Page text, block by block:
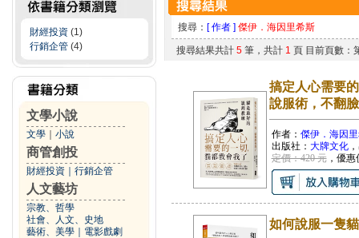
財經投資 (1)
行銷企管 (4)
文學小說
文學 小說
商管創投
財經投資 行銷企管
人文藝坊
宗教、哲學
社會、人文、史地
藝術、美學
電影戲劇
搜尋： [ 作者 ] 傑伊．海因里希斯
搜尋結果共計 5筆，共計 1 頁 目前頁數：
搞定人心需要
說服術，不翻
作者： 傑伊．海因
出版社： 大牌文化
定價：420 元，優惠
如何說服一隻